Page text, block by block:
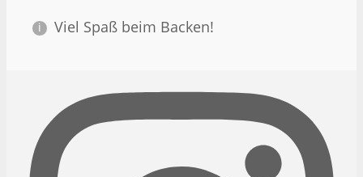
Viel Spaß beim Backen!